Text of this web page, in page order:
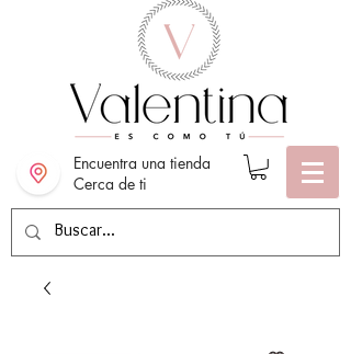
Encuentra una tienda
Cerca de ti